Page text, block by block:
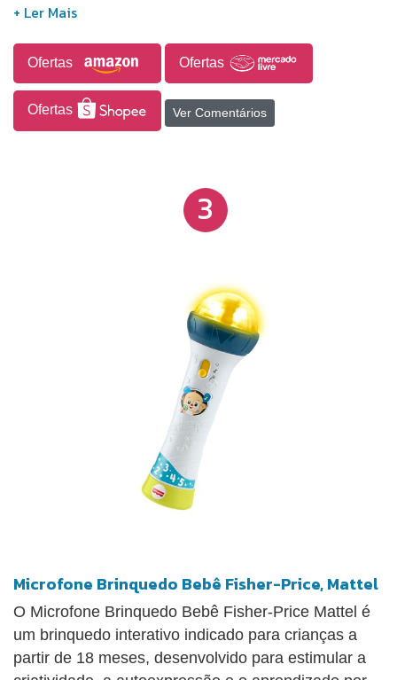
reproduz a voz, vem com músicas e efeitos
parte inferior.
Ofertas Ofertas
Ofertas Ver Comentários
3
Microfone Brinquedo Bebê Fisher-Price, Mattel
O Microfone Brinquedo Bebê Fisher-Price Mattel é
um brinquedo interativo indicado para crianças a
partir de 18 meses, desenvolvido para estimular a